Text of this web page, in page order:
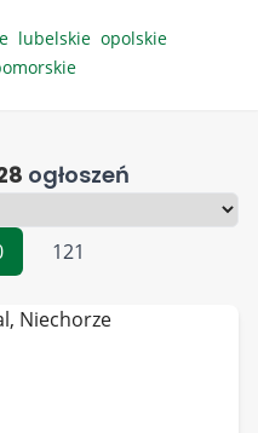
lubelskie opolskie
ogłoszeń
121